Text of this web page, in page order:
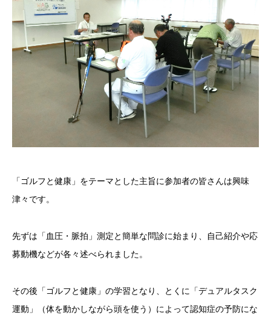
「ゴルフと健康」をテーマとした主旨に参加者の皆さんは興味
津々です。
先ずは「血圧・脈拍」測定と簡単な問診に始まり、自己紹介や応
募動機などが各々述べられました。
その後「ゴルフと健康」の学習となり、とくに「デュアルタスク
運動」（体を動かしながら頭を使う）によって認知症の予防にな